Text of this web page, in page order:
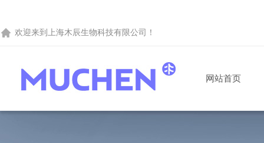
欢迎来到 上海木辰生物科技有限公司 ！
网站首页